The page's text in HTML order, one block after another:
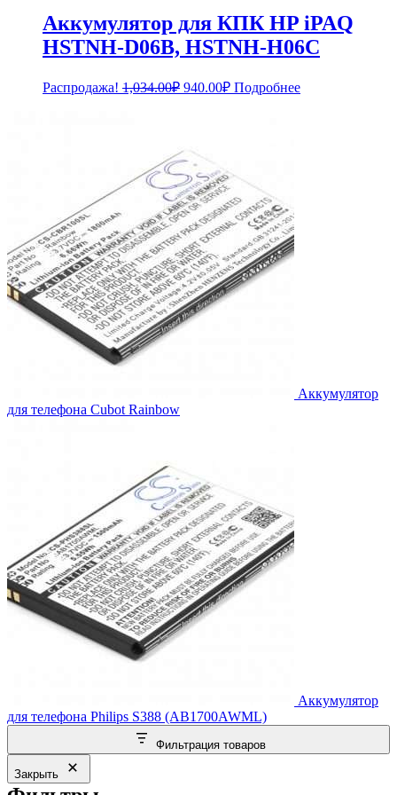
Аккумулятор для КПК HP iPAQ
HSTNH-D06B, HSTNH-H06C
Распродажа! 1,034.00₽ Первоначальная
940.00₽Текущая
цена:
Подробнее
Аккумулятор
для телефона Cubot Rainbow
Аккумулятор
для телефона Philips S388 (AB1700AWML)
Фильтрация товаров
Закрыть